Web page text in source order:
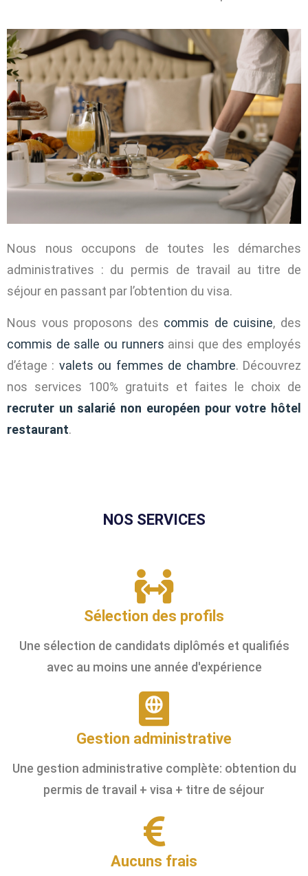
Nous nous occupons de toutes les démarches
administratives : du permis de travail au titre de
séjour en passant par l’obtention du visa.
Nous vous proposons des commis de cuisine, des
commis de salle ou runners ainsi que des employés
d’étage : valets ou femmes de chambre. Découvrez
nos services 100% gratuits et faites le choix de
recruter un salarié non européen pour votre hôtel
restaurant.
NOS SERVICES
Sélection des profils
Une sélection de candidats diplômés et qualifiés
avec au moins une année d'expérience
Gestion administrative
Une gestion administrative complète: obtention du
permis de travail + visa + titre de séjour
Aucuns frais